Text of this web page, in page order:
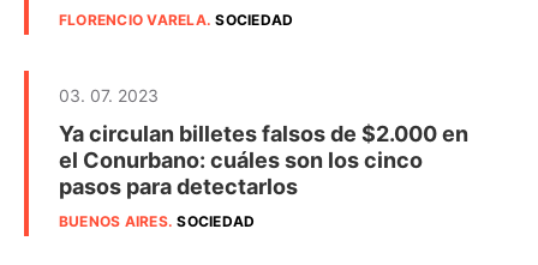
FLORENCIO VARELA.SOCIEDAD
03. 07. 2023
Ya circulan billetes falsos de $2.000 en
el Conurbano: cuáles son los cinco
pasos para detectarlos
BUENOS AIRES.SOCIEDAD